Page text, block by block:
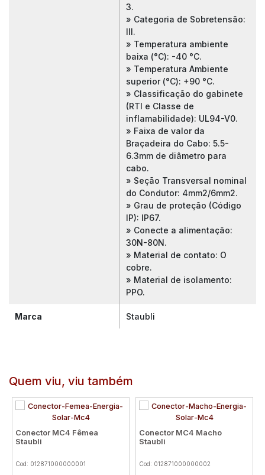
3.
» Categoria de Sobretensão:
III.
» Temperatura ambiente
baixa (°C): -40 °C.
» Temperatura Ambiente
superior (°C): +90 °C.
» Classificação do gabinete
(RTI e Classe de
inflamabilidade): UL94-V0.
» Faixa de valor da
Braçadeira do Cabo: 5.5-
6.3mm de diâmetro para
cabo.
» Seção Transversal nominal
do Condutor: 4mm2/6mm2.
» Grau de proteção (Código
IP): IP67.
» Conecte a alimentação:
30N-80N.
» Material de contato: O
cobre.
» Material de isolamento:
PPO.
Marca Staubli
Quem viu, viu também
Conector MC4 Fêmea
Staubli
Cod: 012871000000001
Conector MC4 Macho
Staubli
Cod: 012871000000002